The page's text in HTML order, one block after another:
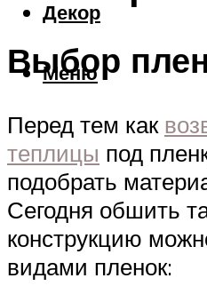
Декор
Меню
Выбор
Перед тем как
теплицы под
подобрать
Сегодня обшить
конструкцию
видами пленок: